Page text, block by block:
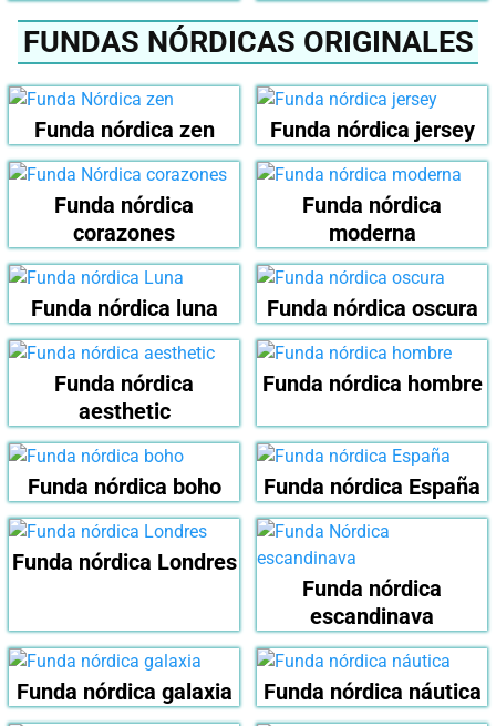
FUNDAS NÓRDICAS ORIGINALES
Funda nórdica zen Funda nórdica jersey
Funda nórdica
corazones
Funda nórdica
moderna
Funda nórdica luna Funda nórdica oscura
Funda nórdica
aesthetic
Funda nórdica hombre
Funda nórdica boho Funda nórdica España
Funda nórdica Londres
Funda nórdica
escandinava
Funda nórdica galaxia Funda nórdica náutica